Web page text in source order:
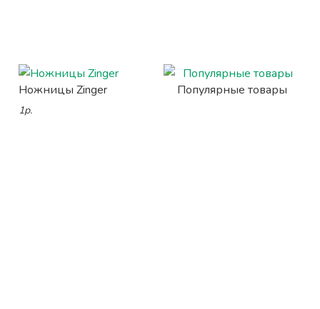
Ножницы Zinger
1р.
Популярные товары